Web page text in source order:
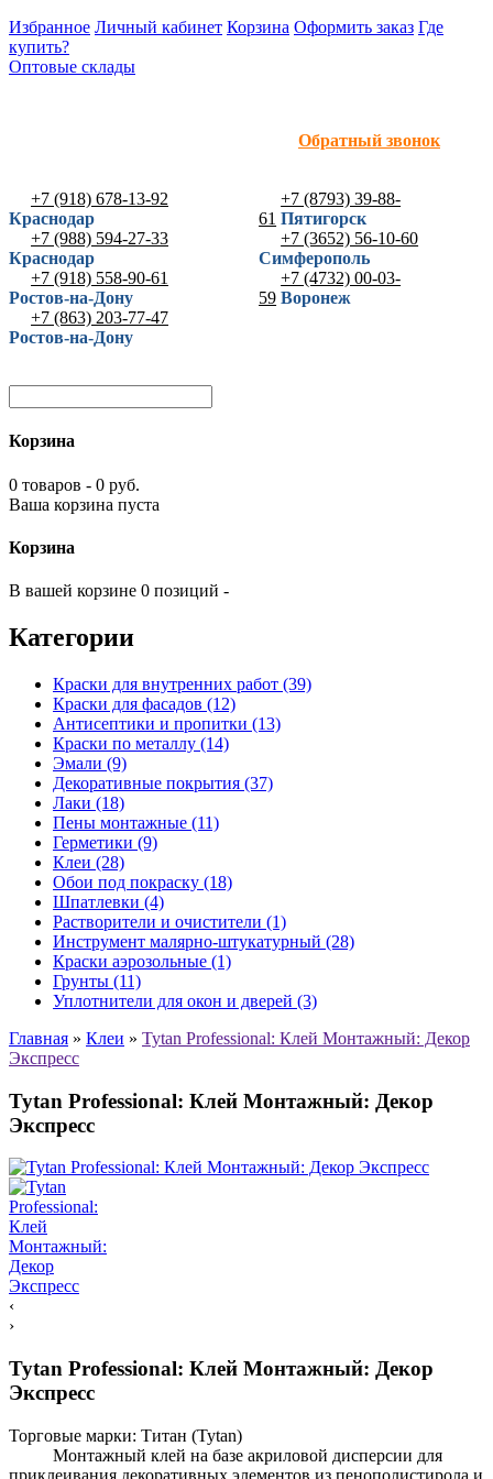
Избранное Личный кабинет Корзина Оформить заказ Где
купить?
Оптовые склады
Обратный звонок
+7 (918) 678-13-92
Краснодар
+7 (988) 594-27-33
Краснодар
+7 (918) 558-90-61
Ростов-на-Дону
+7 (863) 203-77-47
Ростов-на-Дону
+7 (8793) 39-88-
61 Пятигорск
+7 (3652) 56-10-60
Симферополь
+7 (4732) 00-03-
59 Воронеж
Корзина
0 товаров - 0 руб.
Ваша корзина пуста
Корзина
В вашей корзине 0 позиций -
Категории
Краски для внутренних работ (39)
Краски для фасадов (12)
Антисептики и пропитки (13)
Краски по металлу (14)
Эмали (9)
Декоративные покрытия (37)
Лаки (18)
Пены монтажные (11)
Герметики (9)
Клеи (28)
Обои под покраску (18)
Шпатлевки (4)
Растворители и очистители (1)
Инструмент малярно-штукатурный (28)
Краски аэрозольные (1)
Грунты (11)
Уплотнители для окон и дверей (3)
Главная » Клеи » Tytan Professional: Клей Монтажный: Декор
Экспресс
Tytan Professional: Клей Монтажный: Декор
Экспресс
‹
›
Tytan Professional: Клей Монтажный: Декор
Экспресс
Торговые марки: Титан (Tytan)
Монтажный клей на базе акриловой дисперсии для
приклеивания декоративных элементов из пенополистирола и